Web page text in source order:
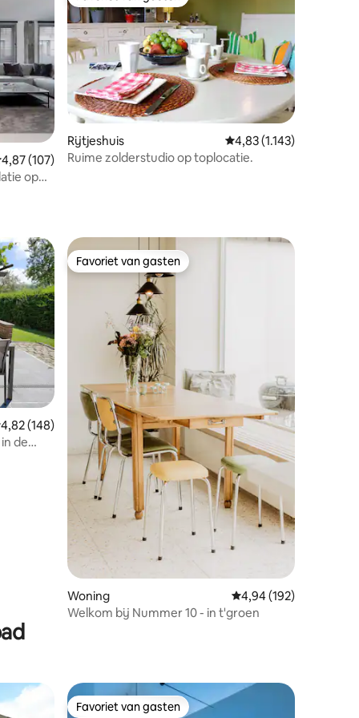
beoordeling van 4,87 uit 5, 107 recensies
4,87 (107)
op
Rijtjeshuis Gemiddelde
4,83 (1.143)
Ruime zolderstudio op toplocatie.
beoordeling van 4,82 uit 5, 148 recensies
4,82 (148)
de
Favoriet van gasten
Favoriet van gasten
Woning Gemiddelde
4,94 (192)
Welkom bij Nummer 10 - in t'groen
Favoriet van gasten
Favoriet van gasten